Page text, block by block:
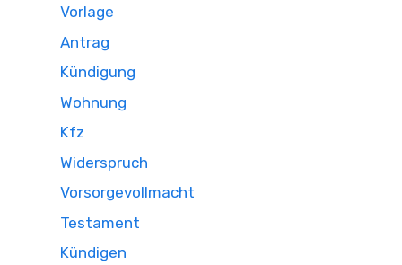
Vorlage
Antrag
Kündigung
Wohnung
Kfz
Widerspruch
Vorsorgevollmacht
Testament
Kündigen